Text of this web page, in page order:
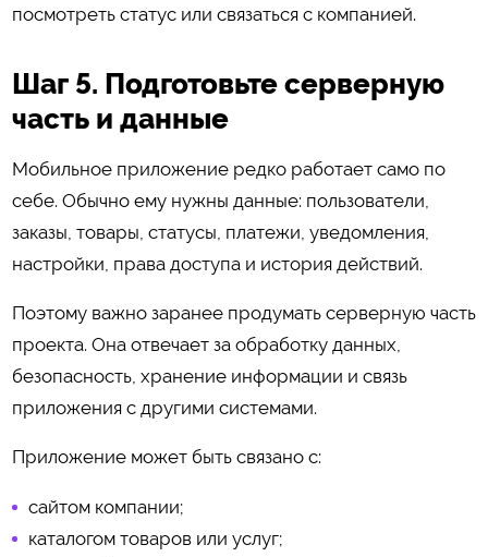
посмотреть статус или связаться с компанией.
Шаг 5. Подготовьте серверную
часть и данные
Мобильное приложение редко работает само по
себе. Обычно ему нужны данные: пользователи,
заказы, товары, статусы, платежи, уведомления,
настройки, права доступа и история действий.
Поэтому важно заранее продумать серверную часть
проекта. Она отвечает за обработку данных,
безопасность, хранение информации и связь
приложения с другими системами.
Приложение может быть связано с:
сайтом компании;
каталогом товаров или услуг;